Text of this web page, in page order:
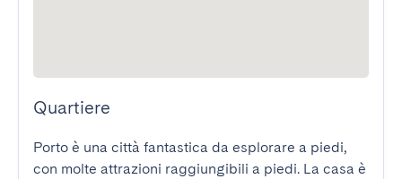
Quartiere
Porto è una città fantastica da esplorare a piedi,
con molte attrazioni raggiungibili a piedi. La casa è